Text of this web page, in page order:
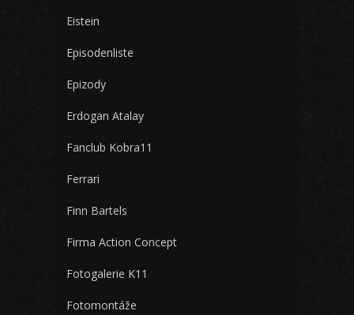
Eistein
Episodenliste
Epizody
Erdogan Atalay
Fanclub Kobra11
Ferrari
Finn Bartels
Firma Action Concept
Fotogalerie K11
Fotomontáže